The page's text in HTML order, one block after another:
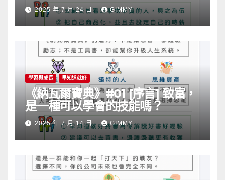
2025 年 7 月 24 日 GIMMY
學習與成長 早知道就好
《納瓦爾寶典》#01 [序言] 致富，
是一種可以學會的技能嗎？
2025 年 7 月 14 日 GIMMY